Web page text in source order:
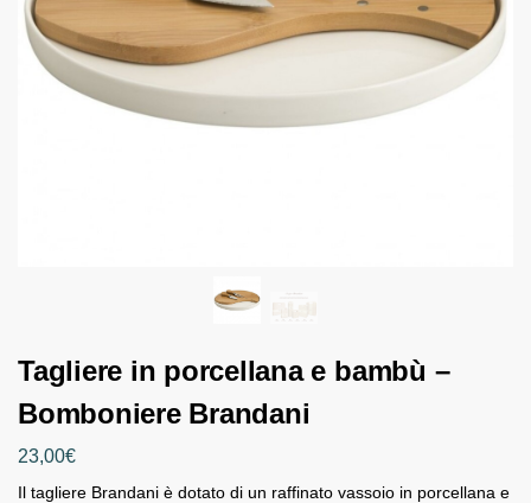
Tagliere in porcellana e bambù –
Bomboniere Brandani
23,00€
Il tagliere Brandani è dotato di un raffinato vassoio in porcellana e